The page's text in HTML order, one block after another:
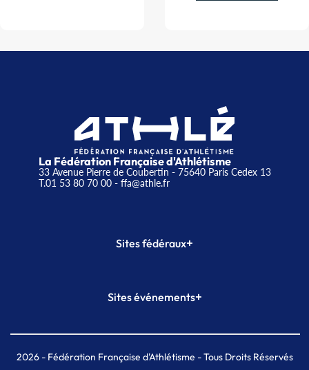
La Fédération Française d'Athlétisme
33 Avenue Pierre de Coubertin - 75640 Paris Cedex 13
T.01 53 80 70 00- ffa@athle.fr
Sites fédéraux+
Plateforme Formation
Sites événements+
Meeting de Paris indoor
MAIF Ekiden de Paris
2026- Fédération Française d'Athlétisme - Tous Droits Réservés